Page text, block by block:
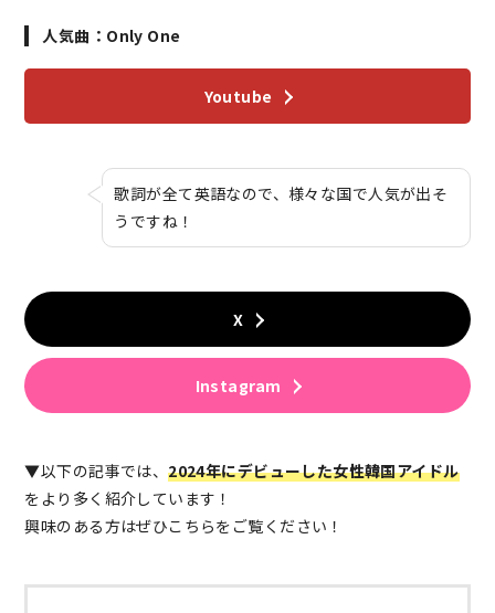
人気曲：Only One
Youtube
歌詞が全て英語なので、様々な国で人気が出そ
うですね！
X
Instagram
▼以下の記事では、2024年にデビューした女性韓国アイドル
をより多く紹介しています！
興味のある方はぜひこちらをご覧ください！